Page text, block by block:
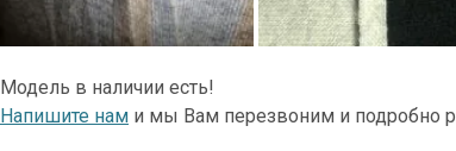
Модель в наличии есть!
Напишите нам и мы Вам перезвоним и подробно